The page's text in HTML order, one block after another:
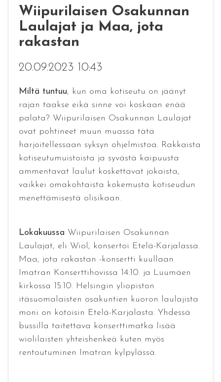
Wiipurilaisen Osakunnan
Laulajat ja Maa, jota
rakastan
20.09.2023 10:43
Miltä tuntuu, kun oma kotiseutu on jäänyt
rajan taakse eikä sinne voi koskaan enää
palata? Wiipurilaisen Osakunnan Laulajat
ovat pohtineet muun muassa tätä
harjoitellessaan syksyn ohjelmistoa. Rakkaista
kotiseutumuistoista ja syvästä kaipuusta
ammentavat laulut koskettavat jokaista,
vaikkei omakohtaista kokemusta kotiseudun
menettämisestä olisikaan.
Lokakuussa Wiipurilaisen Osakunnan
Laulajat, eli Wiol, konsertoi Etelä-Karjalassa.
Maa, jota rakastan -konsertti kuullaan
Imatran Konserttihovissa 14.10. ja Luumäen
kirkossa 15.10. Helsingin yliopiston
itäsuomalaisten osakuntien kuoron laulajista
moni on kotoisin Etelä-Karjalasta. Yhdessä
bussilla taitettava konserttimatka lisää
wiolilaisten yhteishenkeä kuten myös
rentoutuminen Imatran kylpylässä.